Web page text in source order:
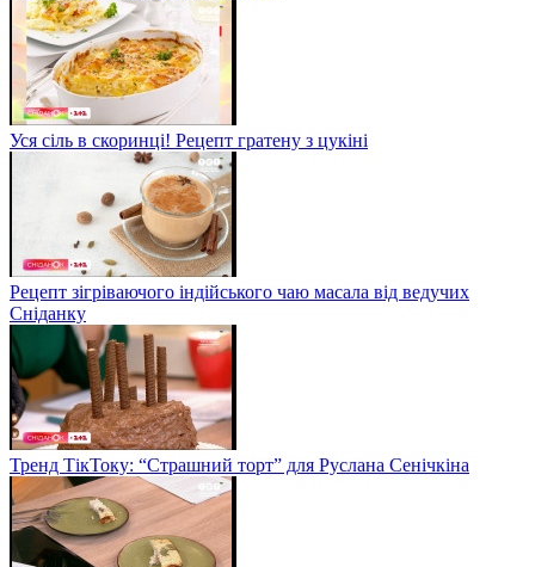
Уся сіль в скоринці! Рецепт гратену з цукіні
Рецепт зігріваючого індійського чаю масала від ведучих
Сніданку
Тренд ТікТоку: “Страшний торт” для Руслана Сенічкіна